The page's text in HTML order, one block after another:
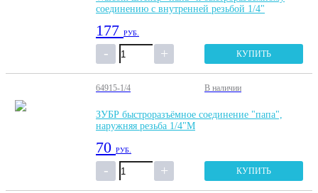
соединению с внутренней резьбой 1/4"
177 РУБ.
КУПИТЬ
64915-1/4 В наличии
ЗУБР быстроразъёмное соединение "папа",
наружняя резьба 1/4"M
70 РУБ.
КУПИТЬ